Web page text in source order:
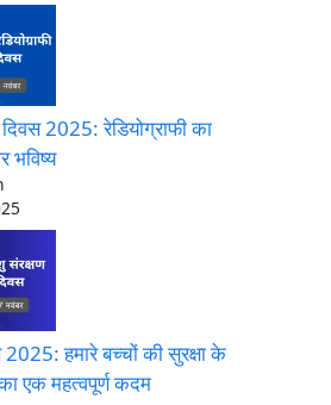
दिवस 2025: रेडियोग्राफी का
भविष्य
हमारे बच्चों की सुरक्षा के
एक महत्वपूर्ण कदम